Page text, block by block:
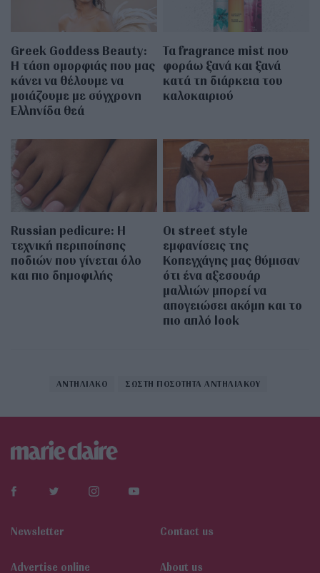
Greek Goddess Beauty:
Η τάση ομορφιάς που μας
κάνει να θέλουμε να
μοιάζουμε με σύγχρονη
Ελληνίδα θεά
Τα fragrance mist που
φοράω ξανά και ξανά
κατά τη διάρκεια του
καλοκαιριού
Russian pedicure: Η
τεχνική περιποίησης
ποδιών που γίνεται όλο
και πιο δημοφιλής
Οι street style
εμφανίσεις της
Κοπεγχάγης μας θύμισαν
ότι ένα αξεσουάρ
μαλλιών μπορεί να
απογειώσει ακόμη και το
πιο απλό look
ΑΝΤΗΛΙΑΚΟ ΣΩΣΤΗ ΠΟΣΟΤΗΤΑ ΑΝΤΗΛΙΑΚΟΥ
Newsletter Contact us
Αdvertise online About us